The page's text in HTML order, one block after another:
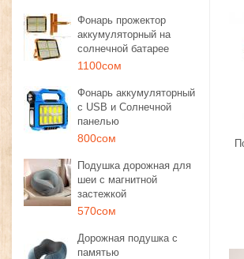
Фонарь прожектор
аккумуляторный на
солнечной батарее
1100сом
Фонарь аккумуляторный
с USB и Солнечной
панелью
800сом
Подушка дорожная для
шеи с магнитной
застежкой
570сом
Дорожная подушка с
памятью